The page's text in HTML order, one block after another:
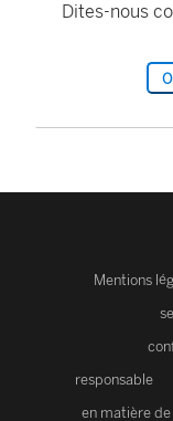
Dites-nous
Mentions
responsable
en matière